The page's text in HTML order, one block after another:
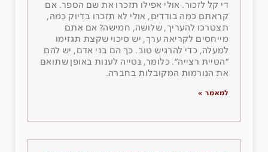
די קל לזכור. אולי אפילו תזכרו את שם הספר. אם
קראתם כמה בודדים, אולי לא תזכרו בדיוק כמה,
תצטרכו להעריך, שלושה, חמישה? אם אתם
מייחסים לקריאה ערך, יש סיכוי שקצת תגזימו
למעלה, כדי להרגיש טוב. כך הם בני אדם, יש להם
״הטיית רצייה״. כלומר, נטייה לענות באופן שתואם
את הנורמות המקובלות בחברה.
למאמר »